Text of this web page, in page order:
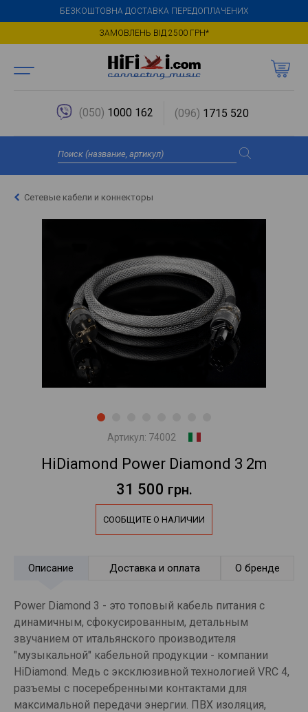
БЕЗКОШТОВНА ДОСТАВКА ПЕРЕДОПЛАЧЕНИХ
ЗАМОВЛЕНЬ ВІД 2500 ГРН*
(050) 1000 162 (096) 1715 520
Сетевые кабели и коннекторы
Артикул: 74002
HiDiamond Power Diamond 3 2m
31 500 грн.
СООБЩИТЕ О НАЛИЧИИ
Описание Доставка и оплата О бренде
Power Diamond 3 - это топовый кабель питания с
динамичным, сфокусированным, детальным
звучанием от итальянского производителя
"музыкальной" кабельной продукции - компании
HiDiamond. Медь с эксклюзивной технологией VRC 4,
разъемы с посеребренными контактами для
максимальной передачи энергии. ПВХ изоляция,